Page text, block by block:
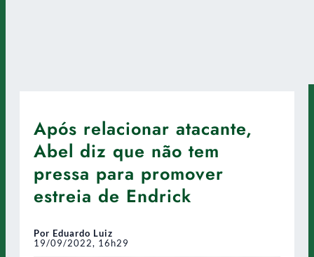
Após relacionar atacante,
Abel diz que não tem
pressa para promover
estreia de Endrick
Por Eduardo Luiz
19/09/2022, 16h29